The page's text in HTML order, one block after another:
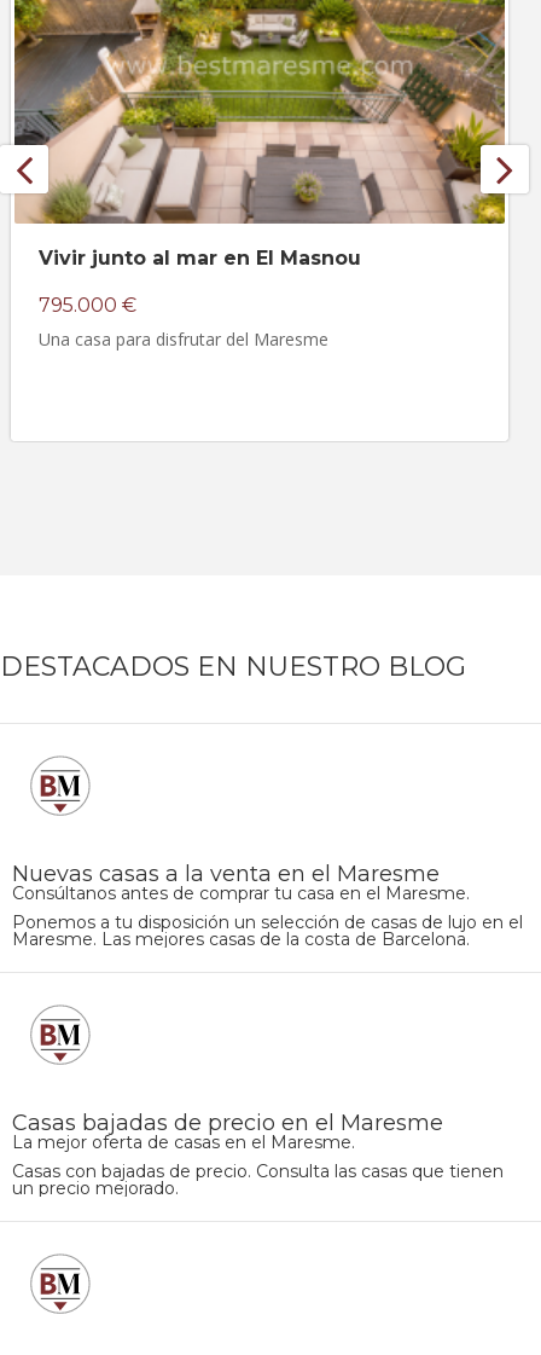
Vivir junto al mar en El Masnou
795.000 €
Una casa para disfrutar del Maresme
DESTACADOS EN NUESTRO BLOG
Nuevas casas a la venta en el Maresme
Consúltanos antes de comprar tu casa en el Maresme.
Ponemos a tu disposición un selección de casas de lujo en el
Maresme. Las mejores casas de la costa de Barcelona.
Casas bajadas de precio en el Maresme
La mejor oferta de casas en el Maresme.
Casas con bajadas de precio. Consulta las casas que tienen
un precio mejorado.